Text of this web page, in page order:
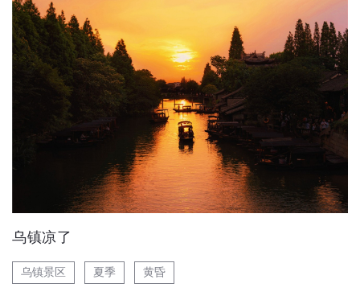
乌镇凉了
乌镇景区 夏季 黄昏